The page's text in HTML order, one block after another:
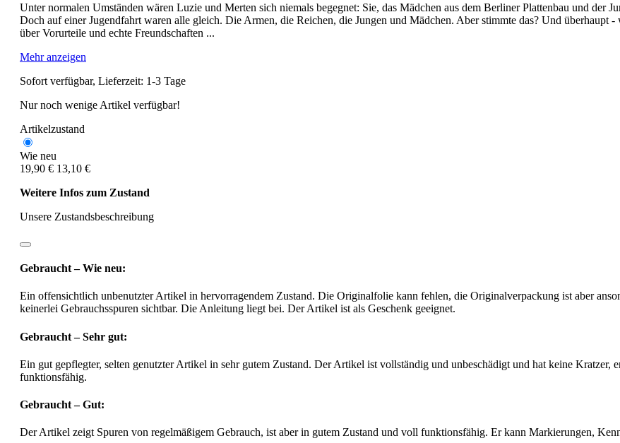
Unter normalen Umständen wären Luzie und Merten sich niemals begegnet: Sie, das Mädchen aus dem Berliner Plattenbau und der
Doch auf einer Jugendfahrt waren alle gleich. Die Armen, die Reichen, die Jungen und Mädchen. Aber stimmte das? Und überhaupt
über Vorurteile und echte Freundschaften ...
Mehr anzeigen
Sofort verfügbar, Lieferzeit: 1-3 Tage
Nur noch wenige Artikel verfügbar!
Artikelzustand
Wie neu
19,90 € 13,10 €
Weitere Infos zum Zustand
Unsere Zustandsbeschreibung
Gebraucht – Wie neu:
Ein offensichtlich unbenutzter Artikel in hervorragendem Zustand. Die Originalfolie kann fehlen, die Originalverpackung ist aber
keinerlei Gebrauchsspuren sichtbar. Die Anleitung liegt bei. Der Artikel ist als Geschenk geeignet.
Gebraucht – Sehr gut:
Ein gut gepflegter, selten genutzter Artikel in sehr gutem Zustand. Der Artikel ist vollständig und unbeschädigt und hat keine Kratzer,
funktionsfähig.
Gebraucht – Gut:
Der Artikel zeigt Spuren von regelmäßigem Gebrauch, ist aber in gutem Zustand und voll funktionsfähig. Er kann Markierungen,